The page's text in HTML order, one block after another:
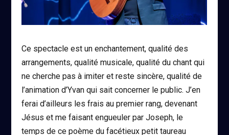
Ce spectacle est un enchantement, qualité des
arrangements, qualité musicale, qualité du chant qui
ne cherche pas à imiter et reste sincère, qualité de
l’animation d’Yvan qui sait concerner le public. J’en
ferai d’ailleurs les frais au premier rang, devenant
Jésus et me faisant engueuler par Joseph, le
temps de ce poème du facétieux petit taureau